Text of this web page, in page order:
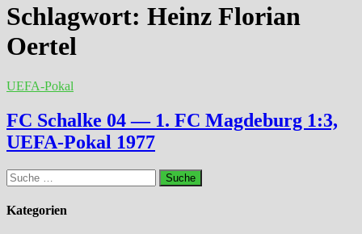
Schlagwort: Heinz Florian
Oertel
UEFA-Pokal
FC Schalke 04 — 1. FC Magdeburg 1:3,
UEFA-Pokal 1977
Suche
nach:
Kategorien